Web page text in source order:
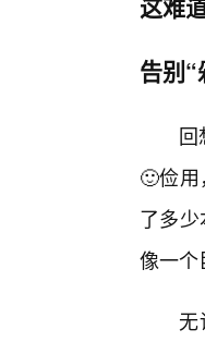
这难
告别
回
🙂俭
了多
像一个